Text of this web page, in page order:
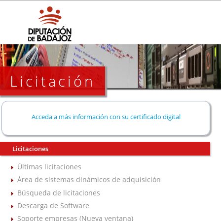
Licitación
Acceda a más información con su certificado digital
Licitaciones
Últimas licitaciones
Área de sistemas dinámicos de adquisición
Búsqueda de licitaciones
Descarga de Software
Soporte empresas (Nueva ventana)